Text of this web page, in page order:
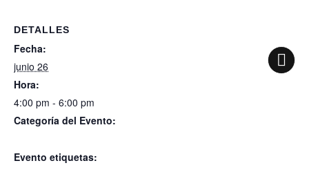
DETALLES
Fecha:
junio 26
Hora:
4:00 pm - 6:00 pm
Categoría del Evento:
Evento etiquetas: